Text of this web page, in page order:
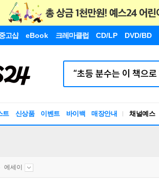
고샵 eBook 크레마클럽 CD/LP DVD/BD
트 신상품 이벤트 바이백 매장안내 채널예스
에세이